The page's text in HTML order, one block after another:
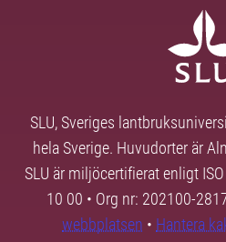
SLU, Sveriges
hela Sverige. Huvudorter är
SLU är miljöcertifierat enligt
10 00 • Org nr: 202100-
webbplatsen • Hantera